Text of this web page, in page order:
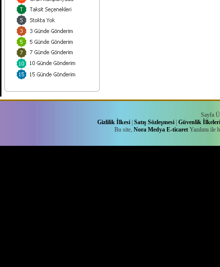
Sayfa
Gizlilik İlkesi |Satış Sözleşmesi |Güvenlik
Bu site, Nora Medya E-ticaret Yazılımı ile